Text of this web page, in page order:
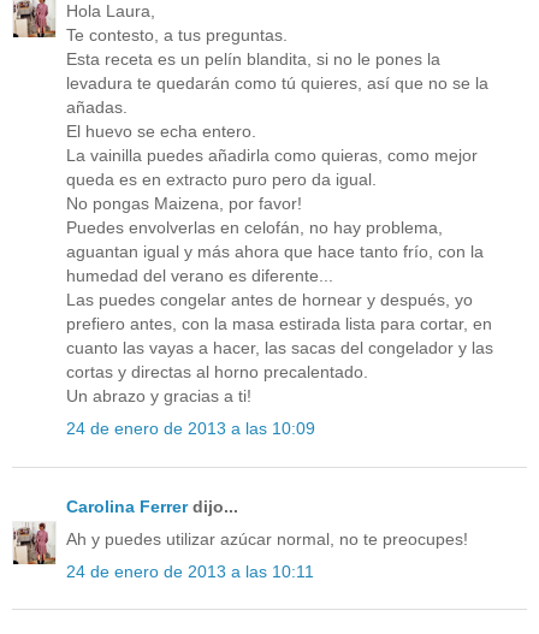
Hola Laura,
Te contesto, a tus preguntas.
Esta receta es un pelín blandita, si no le pones la
levadura te quedarán como tú quieres, así que no se la
añadas.
El huevo se echa entero.
La vainilla puedes añadirla como quieras, como mejor
queda es en extracto puro pero da igual.
No pongas Maizena, por favor!
Puedes envolverlas en celofán, no hay problema,
aguantan igual y más ahora que hace tanto frío, con la
humedad del verano es diferente...
Las puedes congelar antes de hornear y después, yo
prefiero antes, con la masa estirada lista para cortar, en
cuanto las vayas a hacer, las sacas del congelador y las
cortas y directas al horno precalentado.
Un abrazo y gracias a ti!
24 de enero de 2013 a las 10:09
Carolina Ferrerdijo...
Ah y puedes utilizar azúcar normal, no te preocupes!
24 de enero de 2013 a las 10:11